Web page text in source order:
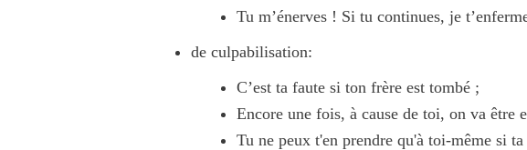
Tu m’énerves ! Si tu continues, je
de culpabilisation:
C’est ta faute si ton frère est tombé ;
Encore une fois, à cause de toi, on va être
Tu ne peux t'en prendre qu'à toi-même si